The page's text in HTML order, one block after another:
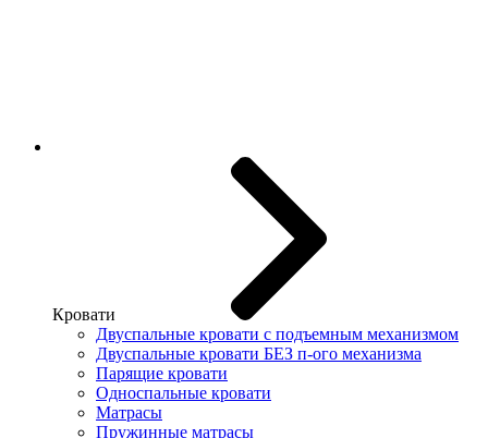
Кровати
Двуспальные кровати с подъемным механизмом
Двуспальные кровати БЕЗ п-ого механизма
Парящие кровати
Односпальные кровати
Матрасы
Пружинные матрасы